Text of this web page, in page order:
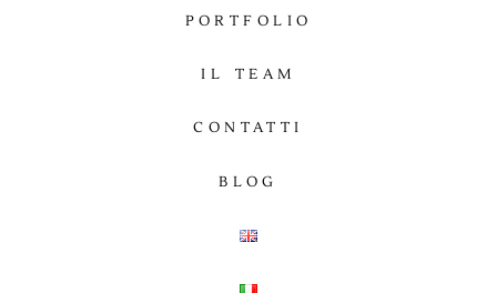
PORTFOLIO
IL TEAM
CONTATTI
BLOG